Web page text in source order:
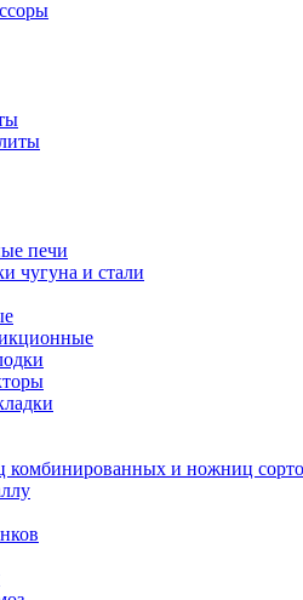
печи
чугуна и стали
комбинированных и ножниц